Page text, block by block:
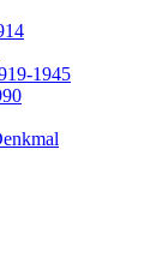
1945